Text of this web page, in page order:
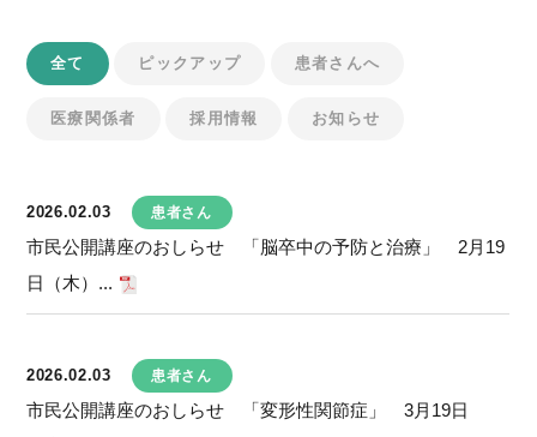
全て ピックアップ 患者さんへ
医療関係者 採用情報 お知らせ
2026.02.03 患者さん
市民公開講座のおしらせ 「脳卒中の予防と治療」 2月19
日（木）...
2026.02.03 患者さん
市民公開講座のおしらせ 「変形性関節症」 3月19日